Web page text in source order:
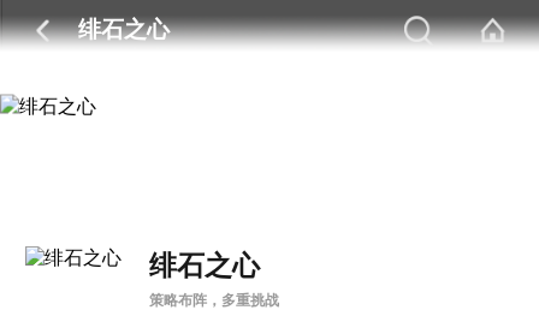
绯石之心
绯石之心
策略布阵，多重挑战